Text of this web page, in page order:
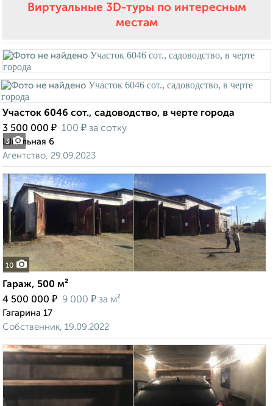
Виртуальные 3D-туры по интересным
местам
3
Участок 6046 сот., садоводство, в черте города
3 500 000 ₽ 100 ₽ за сотку
Школьная 6
Агентство, 29.09.2023
10
Гараж, 500 м²
4 500 000 ₽ 9 000 ₽ за м²
Гагарина 17
Собственник, 19.09.2022